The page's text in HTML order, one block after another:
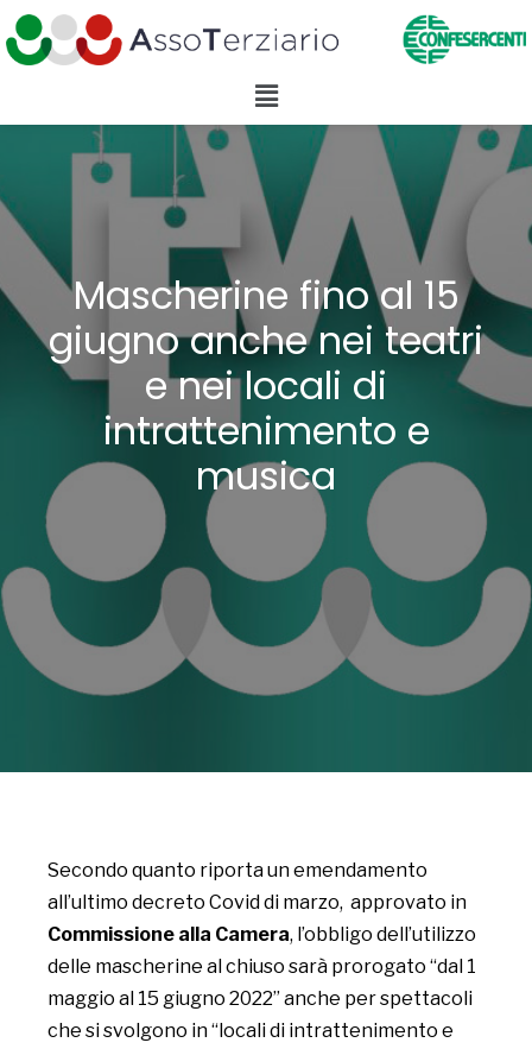
Mascherine fino al 15
giugno anche nei teatri
e nei locali di
intrattenimento e
musica
Secondo quanto riporta un emendamento
all’ultimo decreto Covid di marzo, approvato in
Commissione alla Camera, l’obbligo dell’utilizzo
delle mascherine al chiuso sarà prorogato “dal 1
maggio al 15 giugno 2022” anche per spettacoli
che si svolgono in “locali di intrattenimento e